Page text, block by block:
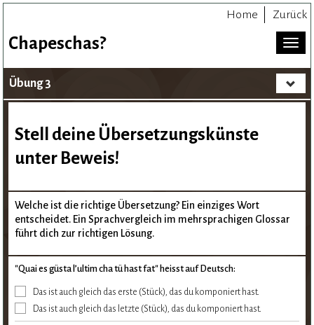
Home Zurück
Chapeschas?
Übung 3
Toggle
Stell deine Übersetzungskünste
unter Beweis!
Welche ist die richtige Übersetzung? Ein einziges Wort
entscheidet. Ein Sprachvergleich im mehrsprachigen Glossar
führt dich zur richtigen Lösung.
"Quai es güsta l’ultim cha tü hast fat" heisst auf Deutsch:
Das ist auch gleich das erste (Stück), das du komponiert hast.
Das ist auch gleich das letzte (Stück), das du komponiert hast.